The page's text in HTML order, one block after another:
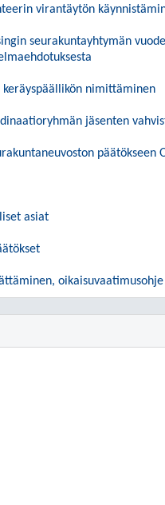
virantäytön
seurakuntayhtymän
keräyspäällikön nimittäminen
jäsenten
päätökseen
asiat